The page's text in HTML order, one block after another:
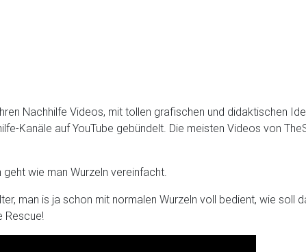
Nachhilfe Videos, mit tollen grafischen und didaktischen
Kanäle auf YouTube gebündelt. Die meisten Videos von
wie man Wurzeln vereinfacht.
man is ja schon mit normalen Wurzeln voll bedient, wie
Rescue!